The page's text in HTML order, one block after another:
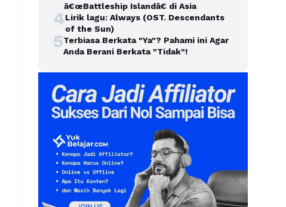
â€œBattleship Islandâ€ di Asia
4Lirik lagu: Always (OST. Descendants
of the Sun)
5Terbiasa Berkata "Ya"? Pahami ini Agar
Anda Berani Berkata "Tidak"!